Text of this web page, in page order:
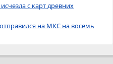
с карт древних
на МКС на восемь